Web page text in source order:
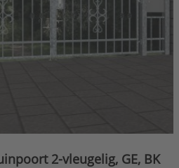
2-vleugelig, GE, BK